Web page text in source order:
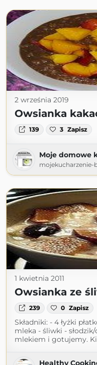
2 września 2019
Owsianka
139 3 Zapisz
Moje domowe
mojekucharzenie-
1 kwietnia 2011
Owsianka ze
239 0 Zapisz
Składniki: - 4 łyżki
mleka - śliwki -
mlekiem i gotujemy.
Healthy